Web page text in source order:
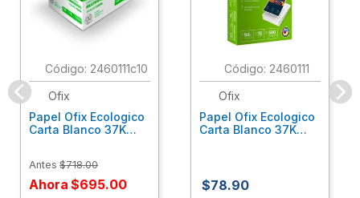
: 2460111c10
Ofix
Papel Ofix Ecologico
Carta Blanco 37K
Antes $718.00
Ahora $695.00
: 2460111
Ofix
Papel Ofix Ecologico
Carta Blanco 37K
$78.90